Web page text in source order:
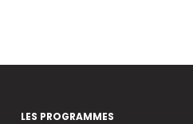
LES PROGRAMMES